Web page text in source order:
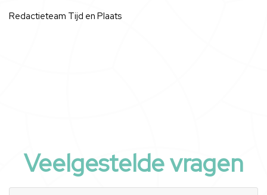
Redactieteam Tijd en Plaats
Veelgestelde vragen